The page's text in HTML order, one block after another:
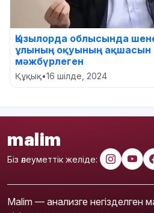
Қызылорда облысында
ұлының оқуының ақшасын
мәжбүрлеген
Құқық•16 шілде, 2024
malim
Біз әлеуметтік желіде:
Malim — анализге негізделген